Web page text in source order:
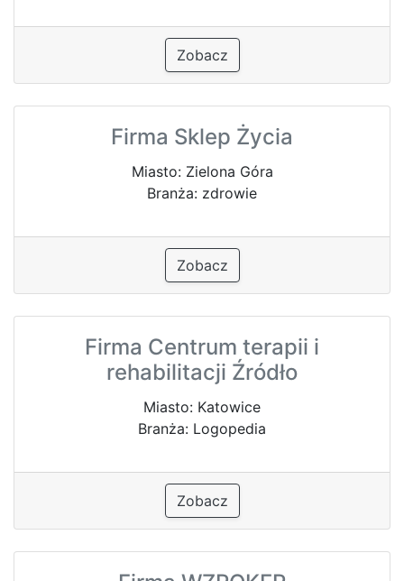
Zobacz
Firma Sklep Życia
Miasto: Zielona Góra
Branża: zdrowie
Zobacz
Firma Centrum terapii i
rehabilitacji Źródło
Miasto: Katowice
Branża: Logopedia
Zobacz